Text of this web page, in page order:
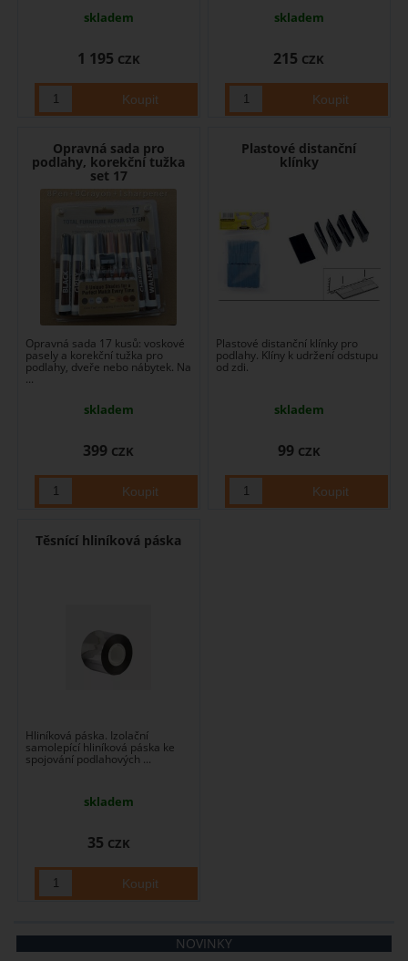
skladem
1 195 CZK
skladem
215 CZK
Opravná sada pro
podlahy, korekční tužka
set 17
Opravná sada 17 kusů: voskové
pasely a korekční tužka pro
podlahy, dveře nebo nábytek. Na
...
skladem
399 CZK
Plastové distanční
klínky
Plastové distanční klínky pro
podlahy. Klíny k udržení odstupu
od zdi.
skladem
99 CZK
Těsnící hliníková páska
Hliníková páska. Izolační
samolepící hliníková páska ke
spojování podlahových ...
skladem
35 CZK
NOVINKY